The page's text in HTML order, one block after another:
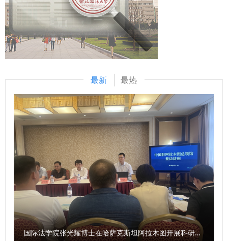
学习贯彻党的二十届四中全会精神，通过“三会一课”等多种形
式，不断深化对习近平法治思想的理解和把握。要深化研究阐
释，充分发挥学校学科专业和师资优势，建强用好习近平法治
思想研究中心、人权研究中心等科研平台，紧密围绕法治政府
建设、全国统一大市场建设、社会治理法治化等全面依法治国
的重点任务，推出更多高质量研究成果，推动科研成果转化应
用，为全面依法治国贡献智慧力量。要将学习贯彻会议精神与
谋划学校“十五五”发展、明年重点工作紧密结合，以推动内涵
式发展为指引，施行学科拔尖计划，探索“优势学科领域－高
层次人才团队－有组织科研”三位一体的建设模式，强化以实
践为导向的人才培养机制，持续提升服务高水平对外开放、高
质量共建“一带一路”的质效，奋力开创学校事业高质量发展新
局面。 校党委理论学习中心组成员，各二级党组织书记，机
关处级以上领导干部参加会议。 （供稿：党委宣传部 撰稿：
张佼 审核：燕福民）
务管理水平指明了方向、注入了动力。 会议要求，全体人员
必须提高政治站位，将学习贯彻党的二十届四中全会精神作为
当前和今后一个时期的首要政治任务。要深刻把握“十五五”时
期的战略目标与实践要求，坚持党的全面领导和人民至上的原
则，切实将学习成果转化为推动工作的实际行动，做到学思用
贯通、知信行统一，以高度的政治自觉、思想自觉和行动自
觉，推动离退休工作高质量发展。 （供稿：离退处 撰稿：王
星泽 审核：陈永康）
最新 最热
国际法学院张光耀博士在哈萨克斯坦阿拉木图开展科研与社会服务活动